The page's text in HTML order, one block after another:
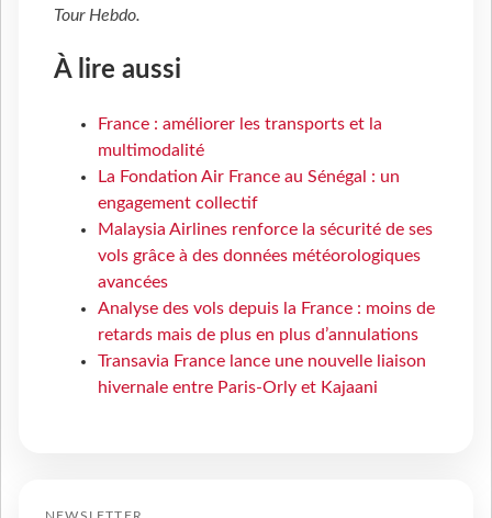
Tour Hebdo.
À lire aussi
France : améliorer les transports et la
multimodalité
La Fondation Air France au Sénégal : un
engagement collectif
Malaysia Airlines renforce la sécurité de ses
vols grâce à des données météorologiques
avancées
Analyse des vols depuis la France : moins de
retards mais de plus en plus d’annulations
Transavia France lance une nouvelle liaison
hivernale entre Paris-Orly et Kajaani